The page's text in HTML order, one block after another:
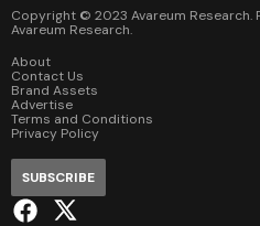
Copyright © 2023 Avareum Research.
Avareum Research.
About
Contact Us
Brand Assets
Advertise
Terms and Conditions
Privacy Policy
SUBSCRIBE